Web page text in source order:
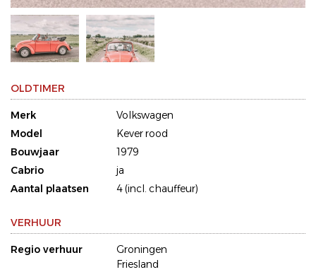
OLDTIMER
Merk
Volkswagen
Model
Kever rood
Bouwjaar
1979
Cabrio
ja
Aantal plaatsen
4 (incl. chauffeur)
VERHUUR
Regio verhuur
Groningen
Friesland